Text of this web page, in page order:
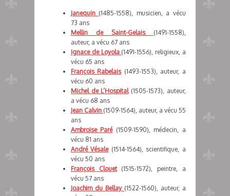
Janequin (1485-1558), musicien, a vécu
73 ans
Mellin de Saint-Gelais (1491-1558),
auteur, a vécu 67 ans
Ignace de Loyola (1491-1556), religieux, a
vécu 65 ans
François Rabelais(1493-1553), auteur, a
vécu 60 ans
Michel de L’Hospital(1505-1573), auteur,
a vécu 68 ans
Jean Calvin (1509-1564), auteur, a vécu 55
ans
Ambroise Paré(1509-1590), médecin, a
vécu 81 ans
André Vésale(1514-1564), scientifique, a
vécu 50 ans
François Clouet(1515-1572), peintre, a
vécu 57 ans
Joachim du Bellay (1522-1560), auteur, a